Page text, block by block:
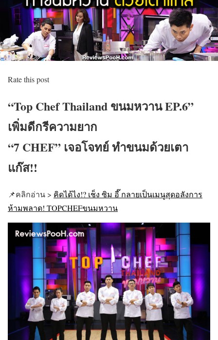
Rate this post
“Top Chef Thailand ขนมหวาน EP.6”
เพิ่มดีกรีความยาก
“7 CHEF” เจอโจทย์ ทำขนมด้วยเตา
แก๊ส!!
📌คลิกอ่าน > คิดได้ไง!? เช็ง ซิม อี๊ กลายเป็นเมนูสุดอลังการ
ห้ามพลาด! TOPCHEFขนมหวาน